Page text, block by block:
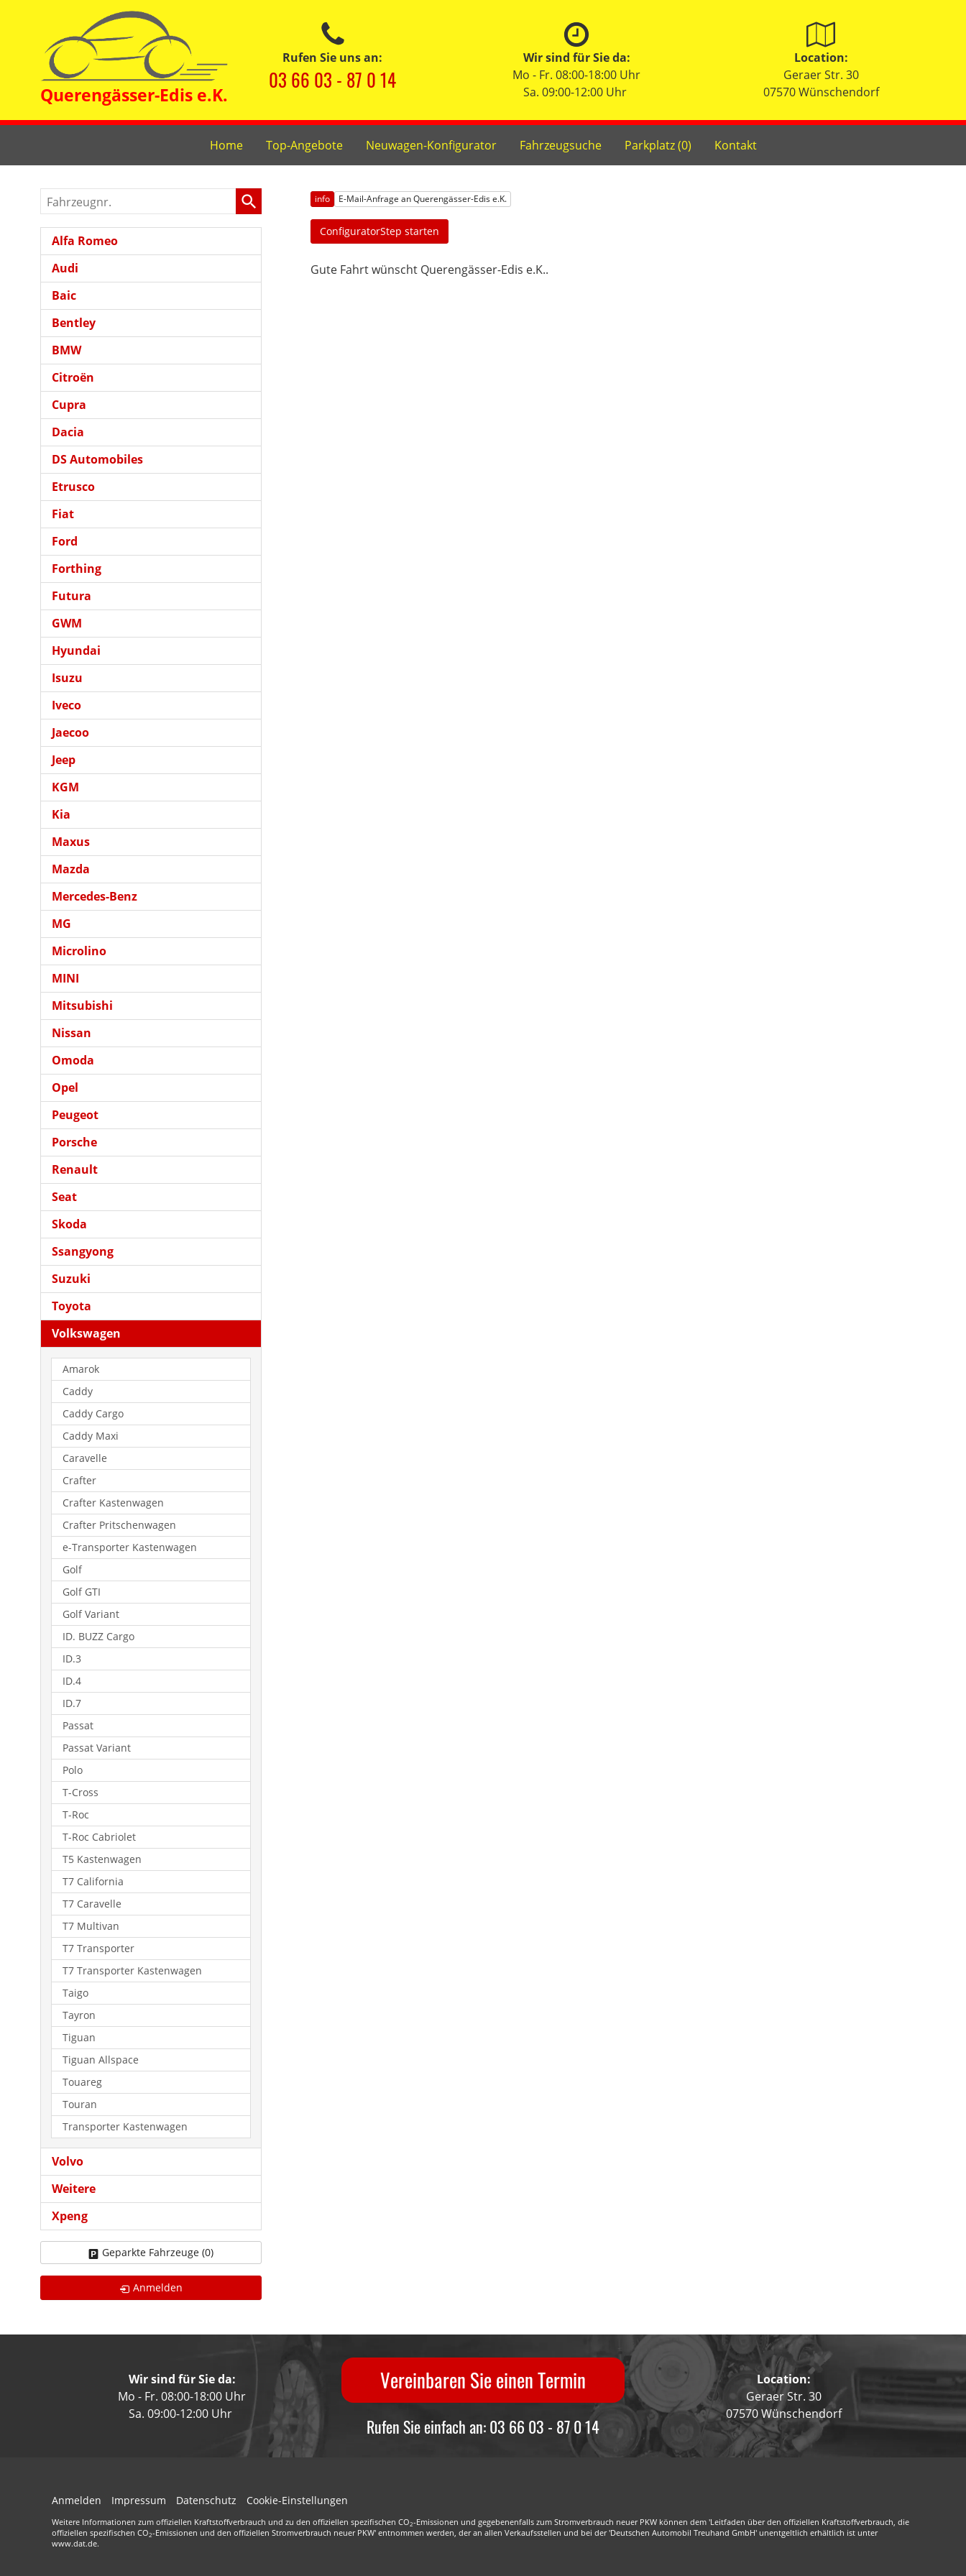
Rufen Sie uns an:
03 66 03 - 87 0 14
Wir sind für Sie da:
Mo - Fr. 08:00-18:00 Uhr
Sa. 09:00-12:00 Uhr
Location:
Geraer Str. 30
07570 Wünschendorf
Home Top-Angebote Neuwagen-Konfigurator Fahrzeugsuche Parkplatz (0) Kontakt
info E-Mail-Anfrage an Querengässer-Edis e.K.
ConfiguratorStep starten
Gute Fahrt wünscht Querengässer-Edis e.K..
Fahrzeugnr.
Alfa Romeo
Audi
Baic
Bentley
BMW
Citroën
Cupra
Dacia
DS Automobiles
Etrusco
Fiat
Ford
Forthing
Futura
GWM
Hyundai
Isuzu
Iveco
Jaecoo
Jeep
KGM
Kia
Maxus
Mazda
Mercedes-Benz
MG
Microlino
MINI
Mitsubishi
Nissan
Omoda
Opel
Peugeot
Porsche
Renault
Seat
Skoda
Ssangyong
Suzuki
Toyota
Volkswagen
Amarok
Caddy
Caddy Cargo
Caddy Maxi
Caravelle
Crafter
Crafter Kastenwagen
Crafter Pritschenwagen
e-Transporter Kastenwagen
Golf
Golf GTI
Golf Variant
ID. BUZZ Cargo
ID.3
ID.4
ID.7
Passat
Passat Variant
Polo
T-Cross
T-Roc
T-Roc Cabriolet
T5 Kastenwagen
T7 California
T7 Caravelle
T7 Multivan
T7 Transporter
T7 Transporter Kastenwagen
Taigo
Tayron
Tiguan
Tiguan Allspace
Touareg
Touran
Transporter Kastenwagen
Volvo
Weitere
Xpeng
Geparkte Fahrzeuge (0)
Anmelden
Wir sind für Sie da:
Mo - Fr. 08:00-18:00 Uhr
Sa. 09:00-12:00 Uhr
Vereinbaren Sie einen Termin
Rufen Sie einfach an: 03 66 03 - 87 0 14
Location:
Geraer Str. 30
07570 Wünschendorf
Anmelden Impressum Datenschutz Cookie-Einstellungen
Weitere Informationen zum offiziellen Kraftstoffverbrauch und zu den offiziellen spezifischen CO2-Emissionen und gegebenenfalls zum Stromverbrauch neuer PKW können dem 'Leitfaden über den offiziellen Kraftstoffverbrauch, die
offiziellen spezifischen CO2-Emissionen und den offiziellen Stromverbrauch neuer PKW' entnommen werden, der an allen Verkaufsstellen und bei der 'Deutschen Automobil Treuhand GmbH' unentgeltlich erhältlich ist unter
www.dat.de.